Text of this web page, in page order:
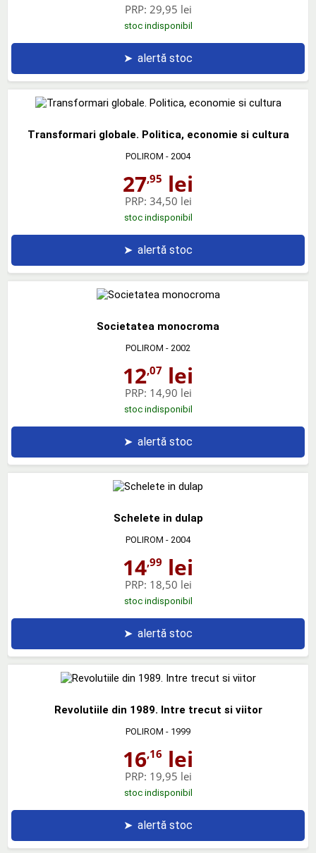
PRP: 29,95 lei
stoc indisponibil
➤ alertă stoc
Transformari globale. Politica, economie si cultura
POLIROM - 2004
27,95 lei
PRP: 34,50 lei
stoc indisponibil
➤ alertă stoc
Societatea monocroma
POLIROM - 2002
12,07 lei
PRP: 14,90 lei
stoc indisponibil
➤ alertă stoc
Schelete in dulap
POLIROM - 2004
14,99 lei
PRP: 18,50 lei
stoc indisponibil
➤ alertă stoc
Revolutiile din 1989. Intre trecut si viitor
POLIROM - 1999
16,16 lei
PRP: 19,95 lei
stoc indisponibil
➤ alertă stoc